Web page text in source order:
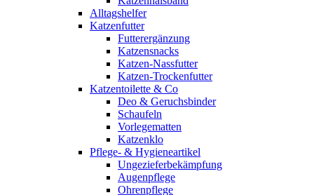
Alltagshelfer
Katzenfutter
Futterergänzung
Katzensnacks
Katzen-Nassfutter
Katzen-Trockenfutter
Katzentoilette & Co
Deo & Geruchsbinder
Schaufeln
Vorlegematten
Katzenklo
Pflege- & Hygieneartikel
Ungezieferbekämpfung
Augenpflege
Ohrenpflege